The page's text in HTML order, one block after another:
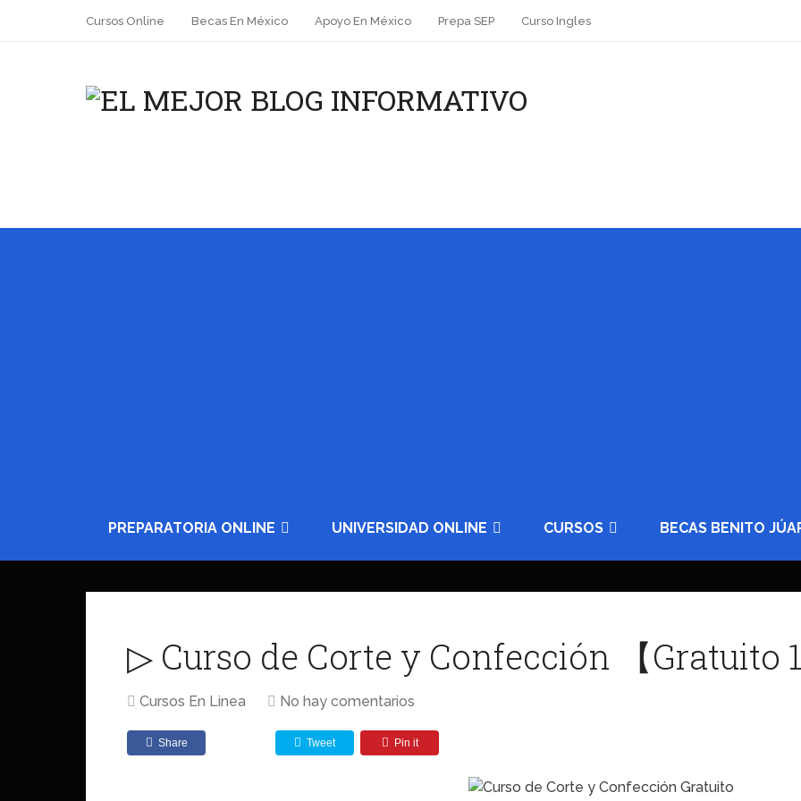
Cursos Online Becas En México Apoyo En México Prepa SEP Curso Ingles
PREPARATORIA ONLINE UNIVERSIDAD ONLINE CURSOS BECAS BENITO
▷ Curso de Corte y Confección 【Gratuito 1
Cursos En Linea No hay comentarios
Share Tweet Pin it